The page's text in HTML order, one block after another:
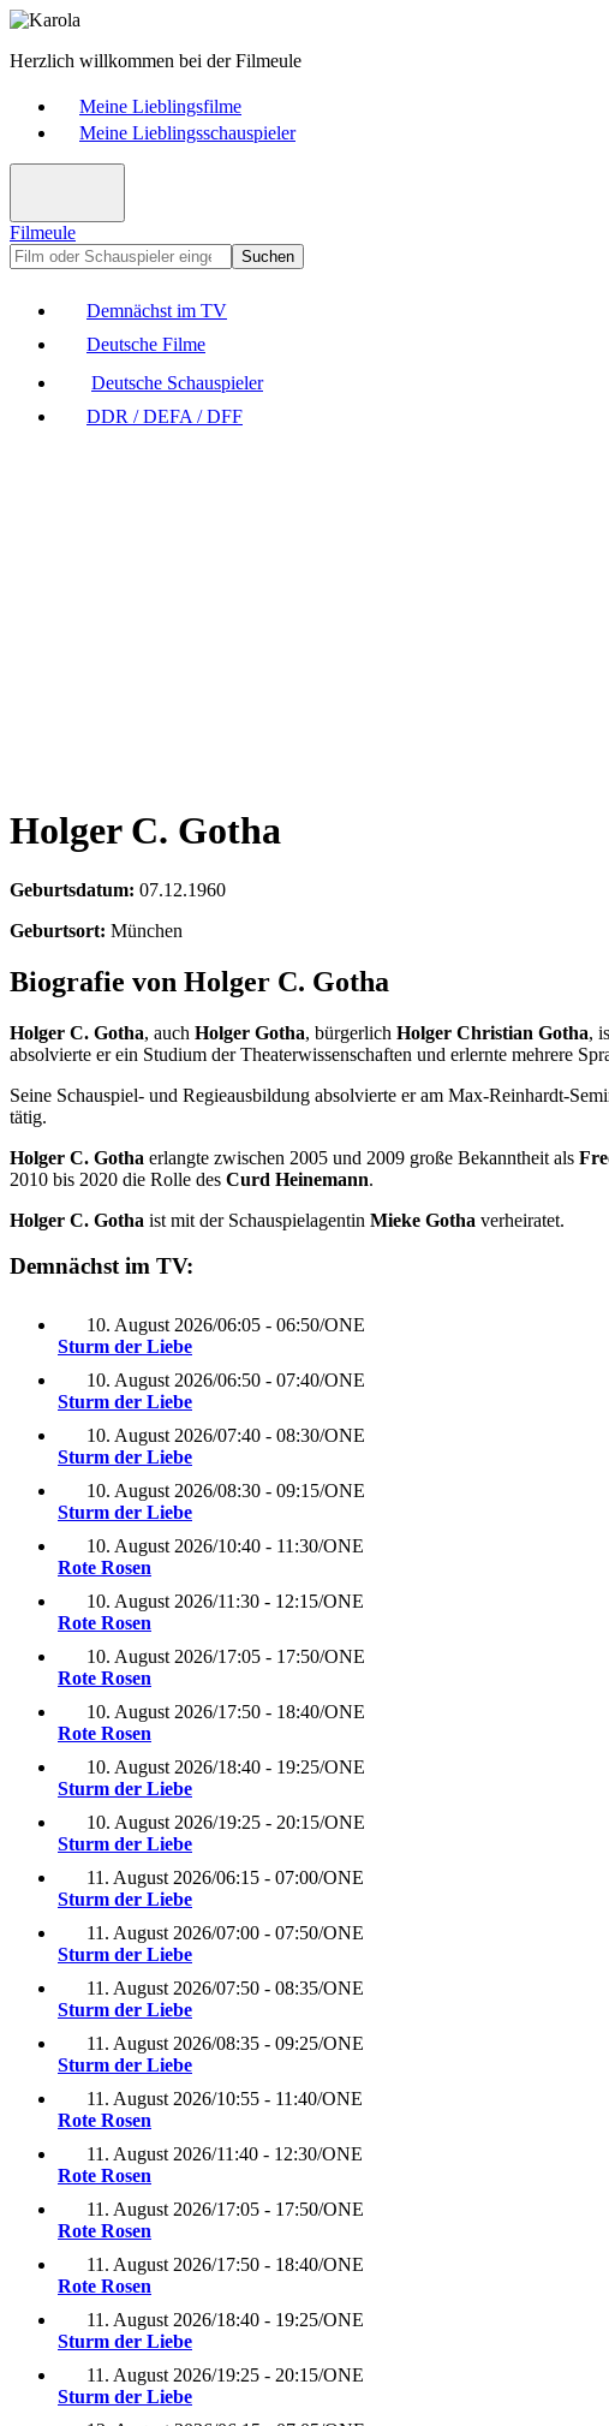
Herzlich willkommen bei der Filmeule
Meine Lieblingsfilme
Meine Lieblingsschauspieler
Filmeule
Suchen
Demnächst im TV
Deutsche Filme
Deutsche Schauspieler
DDR / DEFA / DFF
Holger C. Gotha
Geburtsdatum: 07.12.1960
Geburtsort: München
Biografie von Holger C. Gotha
Holger C. Gotha, auch Holger Gotha, bürgerlich Holger Christian Gotha,
absolvierte er ein Studium der Theaterwissenschaften und erlernte mehrere
Seine Schauspiel- und Regieausbildung absolvierte er am Max-Reinhardt-
tätig.
Holger C. Gotha erlangte zwischen 2005 und 2009 große Bekanntheit als
2010 bis 2020 die Rolle des Curd Heinemann.
Holger C. Gotha ist mit der Schauspielagentin Mieke Gotha verheiratet.
Demnächst im TV:
10. August 2026/06:05 - 06:50/ONE
Sturm der Liebe
10. August 2026/06:50 - 07:40/ONE
Sturm der Liebe
10. August 2026/07:40 - 08:30/ONE
Sturm der Liebe
10. August 2026/08:30 - 09:15/ONE
Sturm der Liebe
10. August 2026/10:40 - 11:30/ONE
Rote Rosen
10. August 2026/11:30 - 12:15/ONE
Rote Rosen
10. August 2026/17:05 - 17:50/ONE
Rote Rosen
10. August 2026/17:50 - 18:40/ONE
Rote Rosen
10. August 2026/18:40 - 19:25/ONE
Sturm der Liebe
10. August 2026/19:25 - 20:15/ONE
Sturm der Liebe
11. August 2026/06:15 - 07:00/ONE
Sturm der Liebe
11. August 2026/07:00 - 07:50/ONE
Sturm der Liebe
11. August 2026/07:50 - 08:35/ONE
Sturm der Liebe
11. August 2026/08:35 - 09:25/ONE
Sturm der Liebe
11. August 2026/10:55 - 11:40/ONE
Rote Rosen
11. August 2026/11:40 - 12:30/ONE
Rote Rosen
11. August 2026/17:05 - 17:50/ONE
Rote Rosen
11. August 2026/17:50 - 18:40/ONE
Rote Rosen
11. August 2026/18:40 - 19:25/ONE
Sturm der Liebe
11. August 2026/19:25 - 20:15/ONE
Sturm der Liebe